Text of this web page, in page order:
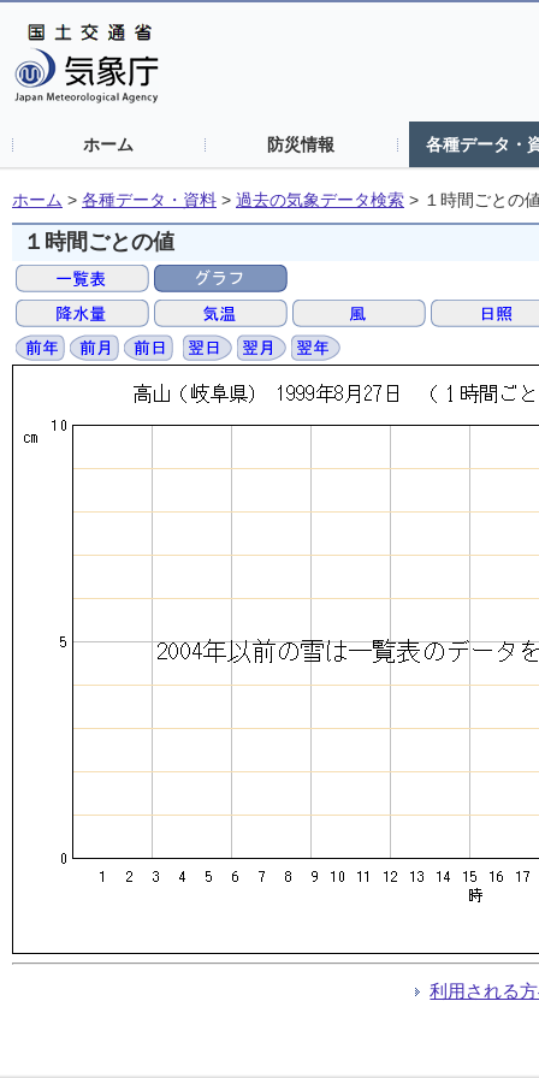
ホーム 防災情報 各種データ・
ホーム > 各種データ・資料 > 過去の気象データ検索 > １時間ごとの
１時間ごとの値
利用される